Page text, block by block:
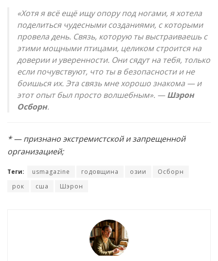
«Хотя я всё ещё ищу опору под ногами, я хотела
поделиться чудесными созданиями, с которыми
провела день. Связь, которую ты выстраиваешь с
этими мощными птицами, целиком строится на
доверии и уверенности. Они сядут на тебя, только
если почувствуют, что ты в безопасности и не
боишься их. Эта связь мне хорошо знакома — и
этот опыт был просто волшебным». —Шэрон
Осборн.
* — признано экстремистской и запрещенной
организацией;
Теги: usmagazine годовщина озии
Осборн
рок
сша Шэрон